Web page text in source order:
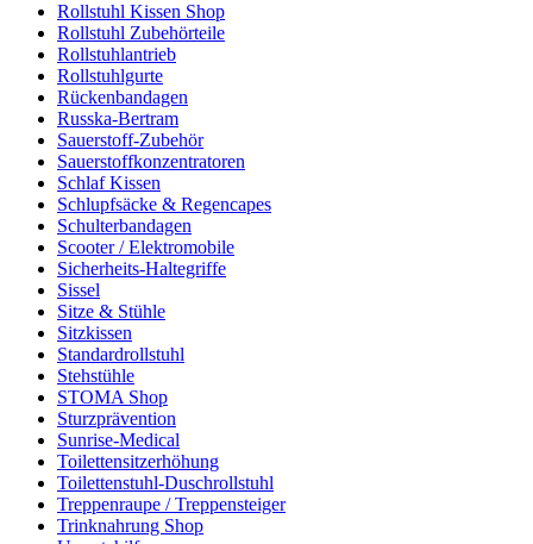
Rollstuhl Kissen Shop
Rollstuhl Zubehörteile
Rollstuhlantrieb
Rollstuhlgurte
Rückenbandagen
Russka-Bertram
Sauerstoff-Zubehör
Sauerstoffkonzentratoren
Schlaf Kissen
Schlupfsäcke & Regencapes
Schulterbandagen
Scooter / Elektromobile
Sicherheits-Haltegriffe
Sissel
Sitze & Stühle
Sitzkissen
Standardrollstuhl
Stehstühle
STOMA Shop
Sturzprävention
Sunrise-Medical
Toilettensitzerhöhung
Toilettenstuhl-Duschrollstuhl
Treppenraupe / Treppensteiger
Trinknahrung Shop